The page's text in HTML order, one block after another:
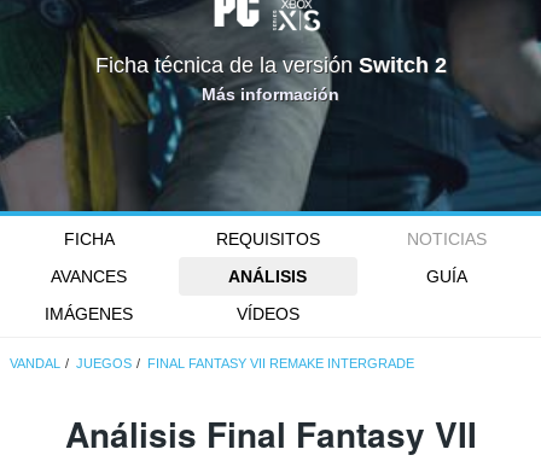
Ficha técnica de la versión Switch 2
Más información
FICHA REQUISITOS
NOTICIAS
AVANCES
ANÁLISIS
GUÍA
IMÁGENES
VÍDEOS
VANDAL JUEGOS FINAL FANTASY VII REMAKE INTERGRADE
Análisis Final Fantasy VII